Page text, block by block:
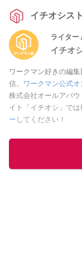
イチオシスト
ライター
イチオ
ワークマン好きの編
信。 ワークマン公式
株式会社オールアバ
イト「イチオシ」では
ー してください！